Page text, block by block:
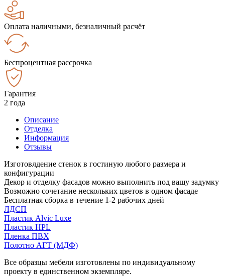
Оплата наличными, безналичный расчёт
Беспроцентная рассрочка
Гарантия
2 года
Описание
Отделка
Информация
Отзывы
Изготовлдение стенок в гостиную любого размера и
конфигурации
Декор и отделку фасадов можно выполнить под вашу задумку
Возможно сочетание нескольких цветов в одном фасаде
Бесплатная сборка в течение 1-2 рабочих дней
ЛДСП
Пластик Alvic Luxe
Пластик HPL
Пленка ПВХ
Полотно АГТ (МДФ)
Все образцы мебели изготовлены по индивидуальному
проекту в единственном экземпляре.